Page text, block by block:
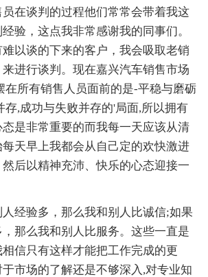
在谈判的过程他们常常会带着我这
验，这点我非常感谢我的同事们。
以谈的下来的客户，我会吸取老销
进行谈判。现在嘉兴汽车销售市场
在所有销售人员面前的是-平稳与磨砺
存,成功与失败并存的'局面,所以拥有
是非常重要的而我每一天应该从清
天早上我都会从自己定的欢快激进
后以精神充沛、快乐的心态迎接一
验多，那么我和别人比诚信;如果
那么我和别人比服务。这些一直是
信只有这样才能把工作完成的更
市场的了解还是不够深入,对专业知